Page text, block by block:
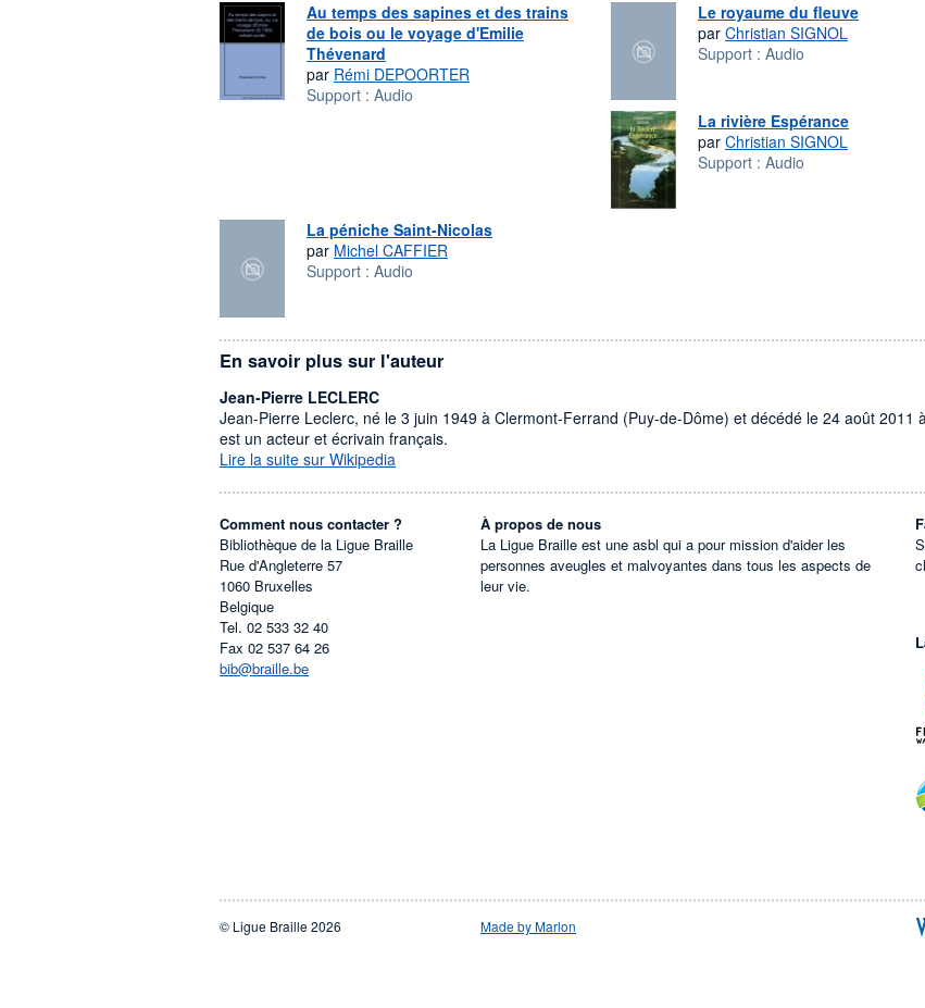
Au temps des sapines et des trains
de bois ou le voyage d'Emilie
Thévenard
par Rémi DEPOORTER
Support : Audio
Le royaume du fleuve
par Christian SIGNOL
Support : Audio
La rivière Espérance
par Christian SIGNOL
Support : Audio
La péniche Saint-Nicolas
par Michel CAFFIER
Support : Audio
En savoir plus sur l'auteur
Jean-Pierre LECLERC
Jean-Pierre Leclerc, né le 3 juin 1949 à Clermont-Ferrand (Puy-de-Dôme) et décédé le 24 août 2011
est un acteur et écrivain français.
Lire la suite sur Wikipedia
Comment nous contacter ?
Bibliothèque de la Ligue Braille
Rue d'Angleterre 57
1060 Bruxelles
Belgique
Tel. 02 533 32 40
Fax 02 537 64 26
bib@braille.be
À propos de nous
La Ligue Braille est une asbl qui a pour mission d'aider les
personnes aveugles et malvoyantes dans tous les aspects de
leur vie.
© Ligue Braille 2026 Made by Marlon